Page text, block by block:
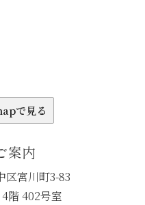
で見る
案内
区宮川町3-83
階 402号室